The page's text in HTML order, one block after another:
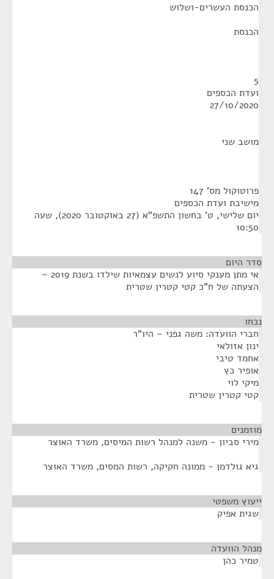
הכנסת העשרים-ושלוש
הכנסת
5
ועדת הכספים
27/10/2020
מושב שני
פרוטוקול מס' 147
מישיבת ועדת הכספים
יום שלישי, ט' בחשון התשפ"א (27 באוקטובר 2020), שעה
10:50
סדר היום
אי מתן מענקי סיוע לנשים עצמאיות שילדו בשנת 2019 –
הצעתה של ח"כ קטי קטרין שטרית
נכחו
חברי הוועדה: משה גפני – היו"ר
ינון אזולאי
אחמד טיבי
אופיר כץ
מיקי לוי
קטי קטרין שטרית
מוזמנים
מירי סביון - משנה למנהל רשות המיסים, משרד האוצר
גיא גולדמן - ממונה חקיקה, רשות המסים, משרד האוצר
ייעוץ משפטי
שגית אפיק
מנהל הוועדה
טמיר כהן